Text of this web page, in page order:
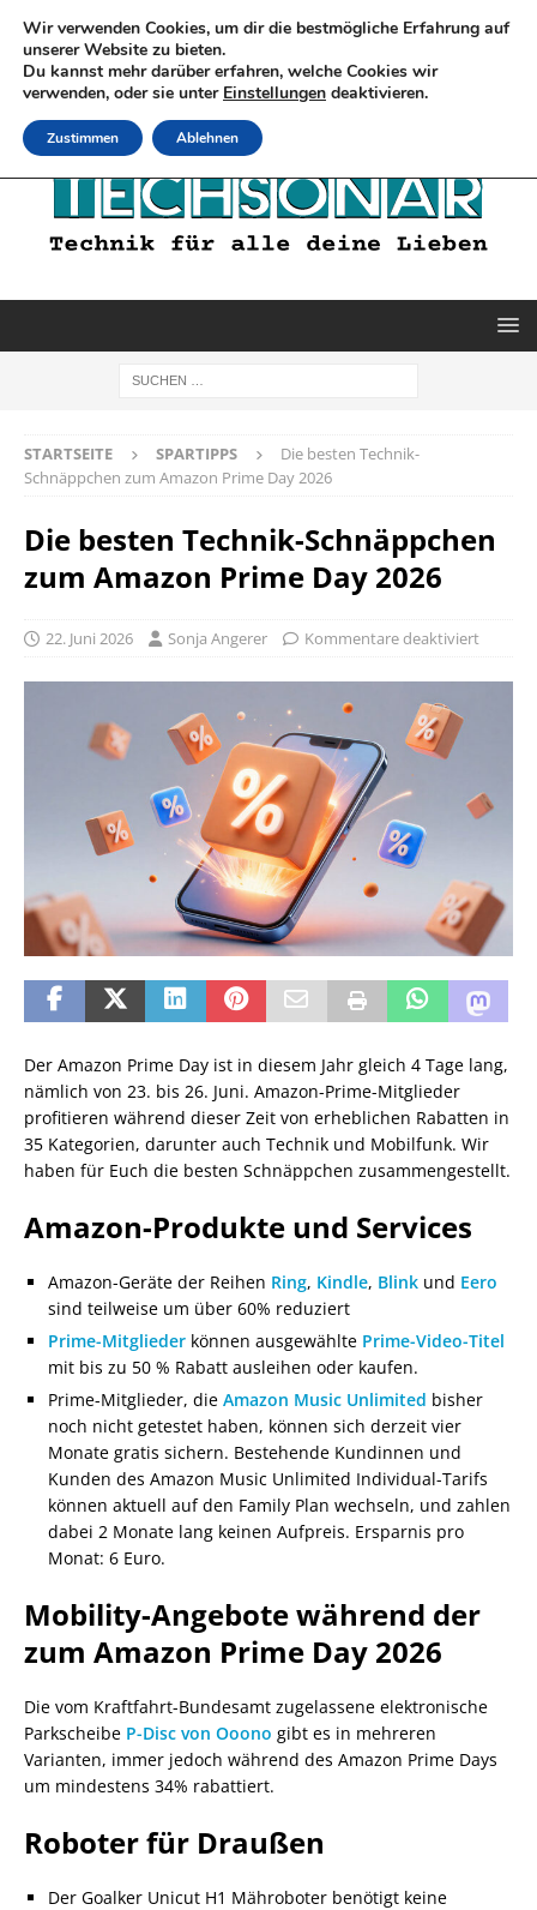
STARTSEITE SPARTIPPS
Die besten Technik-
Schnäppchen zum Amazon Prime Day 2026
Die besten Technik-Schnäppchen
zum Amazon Prime Day 2026
22. Juni 2026 Sonja Angerer Kommentare deaktiviert
Der Amazon Prime Day ist in diesem Jahr gleich 4 Tage lang,
nämlich von 23. bis 26. Juni. Amazon-Prime-Mitglieder
profitieren während dieser Zeit von erheblichen Rabatten in
35 Kategorien, darunter auch Technik und Mobilfunk. Wir
haben für Euch die besten Schnäppchen zusammengestellt.
Amazon-Produkte und Services
Amazon-Geräte der Reihen Ring, Kindle, Blink und Eero
sind teilweise um über 60% reduziert
Prime-Mitglieder können ausgewählte Prime-Video-Titel
mit bis zu 50 % Rabatt ausleihen oder kaufen.
Prime-Mitglieder, die Amazon Music Unlimited bisher
noch nicht getestet haben, können sich derzeit vier
Monate gratis sichern. Bestehende Kundinnen und
Kunden des Amazon Music Unlimited Individual-Tarifs
können aktuell auf den Family Plan wechseln, und zahlen
dabei 2 Monate lang keinen Aufpreis. Ersparnis pro
Monat: 6 Euro.
Mobility-Angebote während der
zum Amazon Prime Day 2026
Die vom Kraftfahrt-Bundesamt zugelassene elektronische
Parkscheibe P-Disc von Ooono gibt es in mehreren
Varianten, immer jedoch während des Amazon Prime Days
um mindestens 34% rabattiert.
Roboter für Draußen
Der Goalker Unicut H1 Mähroboter benötigt keine
Wir verwenden Cookies, um dir die bestmögliche Erfahrung auf
unserer Website zu bieten.
Du kannst mehr darüber erfahren, welche Cookies wir
verwenden, oder sie unter Einstellungen deaktivieren.
Zustimmen Ablehnen